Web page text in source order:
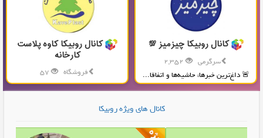
کانال روبیکا چیزمیز 💯
سرگرمی
🚨 داغ‌ترین خبرها، حاشیه‌ها و اتفاقا...
کانال روبیکا کاوه پلاست
کارخانه
فروشگاه
تولید و پخش محصولات پلاستیکی...
کانال های ویژه روبیکا